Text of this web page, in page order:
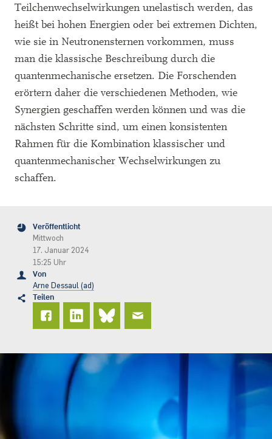
Teilchenwechselwirkungen unelastisch werden, das
heißt bei hohen Energien oder bei extremen Dichten,
wie sie in Neutronensternen vorkommen, muss
man die klassische Beschreibung durch die
quantenmechanische ersetzen. Die Forschenden
erörtern daher die verschiedenen Methoden, wie
Synergien geschaffen werden können und was die
nächsten Schritte sind, um einen konsistenten
Rahmen für die Kombination klassischer und
quantenmechanischer Wechselwirkungen zu
schaffen.
Veröffentlicht
Mittwoch
17. Januar 2024
15:25 Uhr
Von
Arne Dessaul (ad)
Teilen